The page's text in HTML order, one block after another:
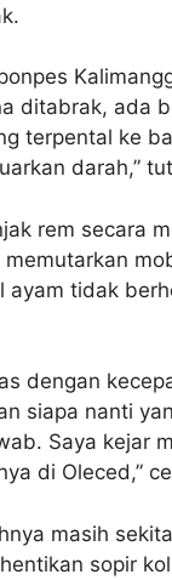
ditabrak, ada
terpental ke
darah,”
rem secara
memutarkan
ayam tidak
dengan
siapa nanti
Saya kejar
di Oleced,”
masih
sopir